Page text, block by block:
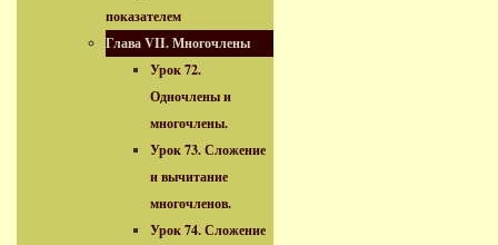
показателем
Глава VII. Многочлены
Урок 72.
Одночлены и
многочлены.
Урок 73. Сложение
и вычитание
многочленов.
Урок 74. Сложение